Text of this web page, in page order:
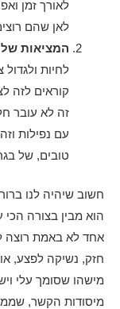
לאורך זמן
לאן שהם
המציאות
לחיות
קוראים לזה
זה לא עובר
עם נפילות
טובים, של
חשוב שיהיה לנו
הוא מבין בצורה
אחד לא באמת רוצה
חזק, נשיקה לפצע,
מישהו שסומך עלי
מיסודות הקשר,